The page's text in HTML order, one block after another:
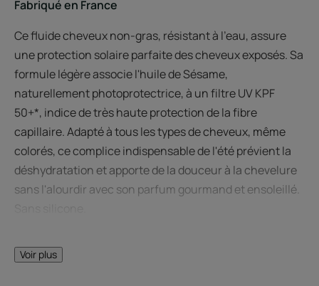
Fabriqué en France
Ce fluide cheveux non-gras, résistant à l'eau, assure
une protection solaire parfaite des cheveux exposés. Sa
formule légère associe l'huile de Sésame,
naturellement photoprotectrice, à un filtre UV KPF
50+*, indice de très haute protection de la fibre
capillaire. Adapté à tous les types de cheveux, même
colorés, ce complice indispensable de l'été prévient la
déshydratation et apporte de la douceur à la chevelure
sans l'alourdir avec son parfum gourmand et ensoleillé.
Bénéfices
Voir plus